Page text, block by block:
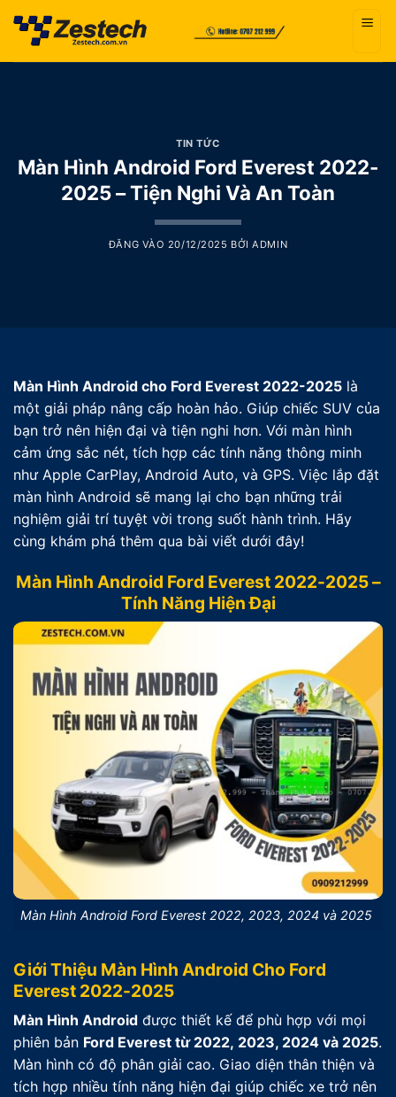
qua
TIN TỨC
Màn Hình Android Ford Everest 2022-
2025 – Tiện Nghi Và An Toàn
ĐĂNG VÀO 20/12/2025 BỞIADMIN
Màn Hình Android cho Ford Everest 2022-2025 là
một giải pháp nâng cấp hoàn hảo. Giúp chiếc SUV của
bạn trở nên hiện đại và tiện nghi hơn. Với màn hình
cảm ứng sắc nét, tích hợp các tính năng thông minh
như Apple CarPlay, Android Auto, và GPS. Việc lắp đặt
màn hình Android sẽ mang lại cho bạn những trải
nghiệm giải trí tuyệt vời trong suốt hành trình. Hãy
cùng khám phá thêm qua bài viết dưới đây!
Màn Hình Android Ford Everest 2022-2025 –
Tính Năng Hiện Đại
Màn Hình Android Ford Everest 2022, 2023, 2024 và 2025
Giới Thiệu Màn Hình Android Cho Ford
Everest 2022-2025
Màn Hình Android được thiết kế để phù hợp với mọi
phiên bản Ford Everest từ 2022, 2023, 2024 và 2025.
Màn hình có độ phân giải cao. Giao diện thân thiện và
tích hợp nhiều tính năng hiện đại giúp chiếc xe trở nên